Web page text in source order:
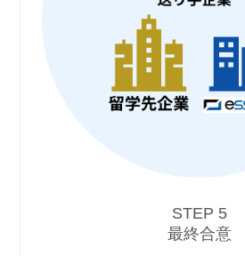
STEP 5
最終合意